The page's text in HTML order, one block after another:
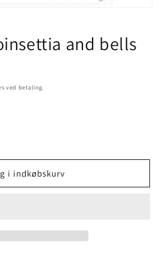
and bells
ved betaling.
i indkøbskurv